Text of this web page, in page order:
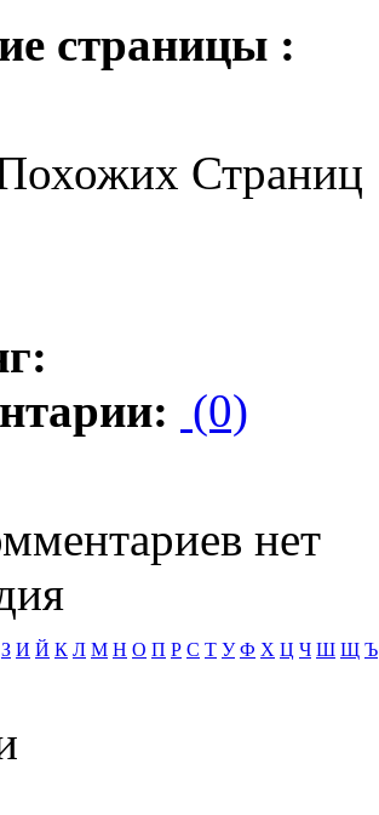
страницы :
Страниц
(0)
нет
З И Й К Л М Н О П Р С Т У Ф Х Ц Ч Ш Щ Ъ